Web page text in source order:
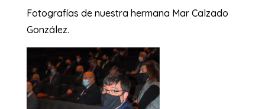
Fotografías de nuestra hermana Mar Calzado
González.